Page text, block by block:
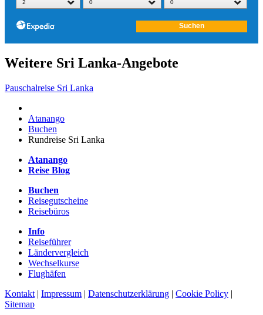
Weitere Sri Lanka-Angebote
Pauschalreise Sri Lanka
Atanango
Buchen
Rundreise Sri Lanka
Atanango
Reise Blog
Buchen
Reisegutscheine
Reisebüros
Info
Reiseführer
Ländervergleich
Wechselkurse
Flughäfen
Kontakt | Impressum | Datenschutzerklärung | Cookie Policy |
Sitemap